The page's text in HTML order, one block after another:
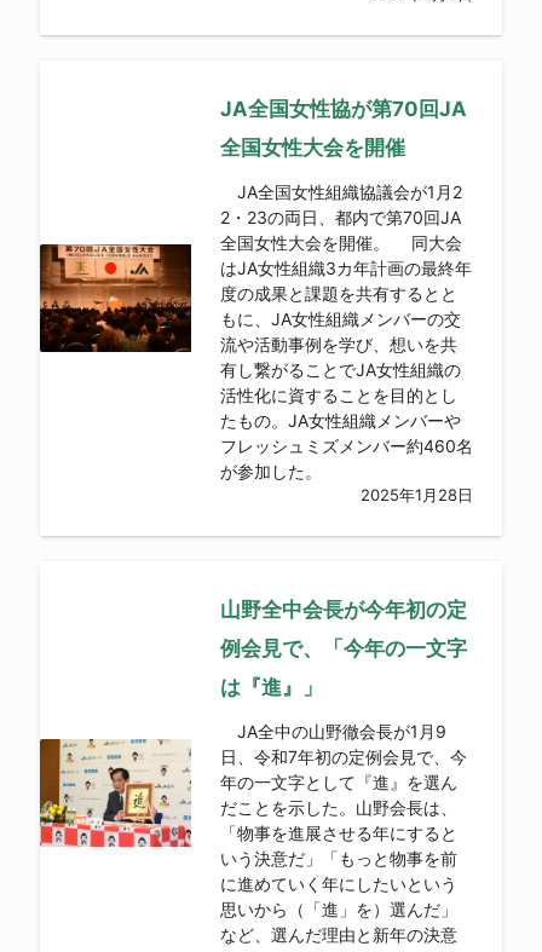
JA全国女性協が第70回JA
全国女性大会を開催
JA全国女性組織協議会が1月2
2・23の両日、都内で第70回JA
全国女性大会を開催。 同大会
はJA女性組織3カ年計画の最終年
度の成果と課題を共有するとと
もに、JA女性組織メンバーの交
流や活動事例を学び、想いを共
有し繋がることでJA女性組織の
活性化に資することを目的とし
たもの。JA女性組織メンバーや
フレッシュミズメンバー約460名
が参加した。
2025年1月28日
山野全中会長が今年初の定
例会見で、「今年の一文字
は『進』」
JA全中の山野徹会長が1月9
日、令和7年初の定例会見で、今
年の一文字として『進』を選ん
だことを示した。山野会長は、
「物事を進展させる年にすると
いう決意だ」「もっと物事を前
に進めていく年にしたいという
思いから（「進」を）選んだ」
など、選んだ理由と新年の決意